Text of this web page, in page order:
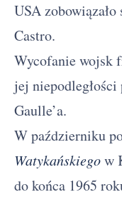
USA
Castro.
Wycofanie wojsk
jej niepodległości
Gaulle’a.
W październiku
Watykańskiegow
do końca 1965